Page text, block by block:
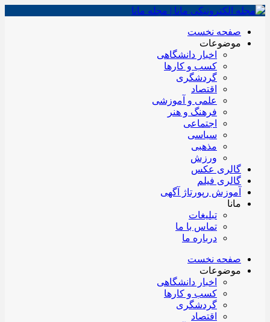
صفحه نخست
موضوعات
اخبار دانشگاهی
کسب و کارها
گردشگری
اقتصاد
علمی و آموزشی
فرهنگ و هنر
اجتماعی
سیاسی
مذهبی
ورزش
گالری عکس
گالری فیلم
آموزش رپورتاژ آگهی
مانا
تبلیغات
تماس با ما
درباره ما
صفحه نخست
موضوعات
اخبار دانشگاهی
کسب و کارها
گردشگری
اقتصاد